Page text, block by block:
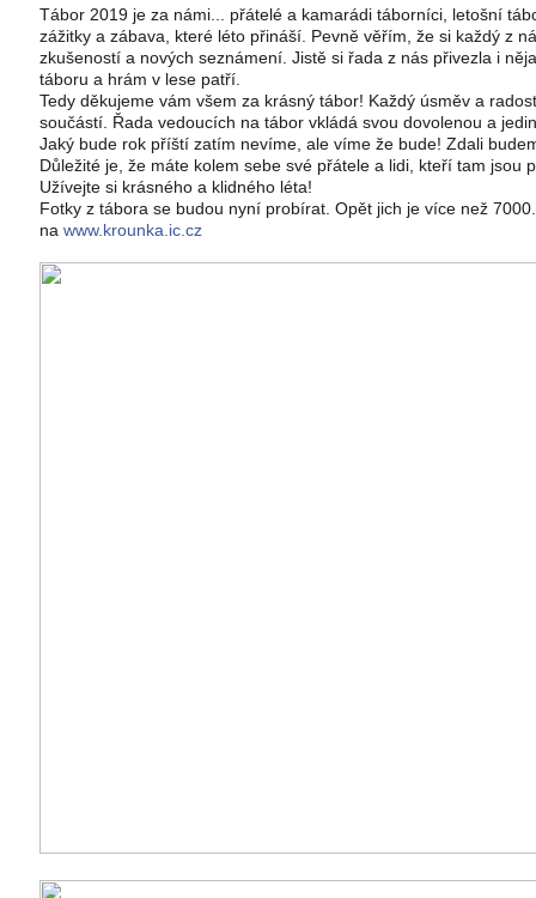
Tábor 2019 je za námi... přátelé a kamarádi táborníci, letošní
zážitky a zábava, které léto přináší. Pevně věřím, že si každý z
zkušeností a nových seznámení. Jistě si řada z nás přivezla i
táboru a hrám v lese patří.
Tedy děkujeme vám všem za krásný tábor! Každý úsměv a
součástí. Řada vedoucích na tábor vkládá svou dovolenou a
Jaký bude rok příští zatím nevíme, ale víme že bude! Zdali
Důležité je, že máte kolem sebe své přátele a lidi, kteří tam jsou
Užívejte si krásného a klidného léta!
Fotky z tábora se budou nyní probírat. Opět jich je více než
na www.krounka.ic.cz